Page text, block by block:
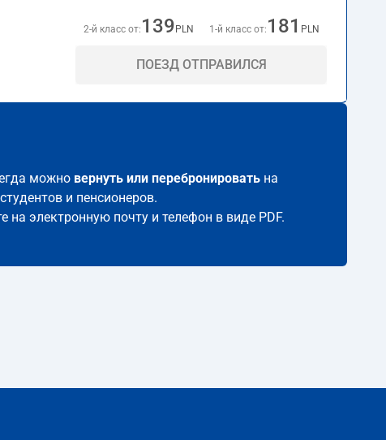
2-й класс от: 139 PLN 1-й класс от: 181 PLN
ПОЕЗД ОТПРАВИЛСЯ
можно вернуть или перебронировать на
и пенсионеров.
на электронную почту и телефон в виде PDF.